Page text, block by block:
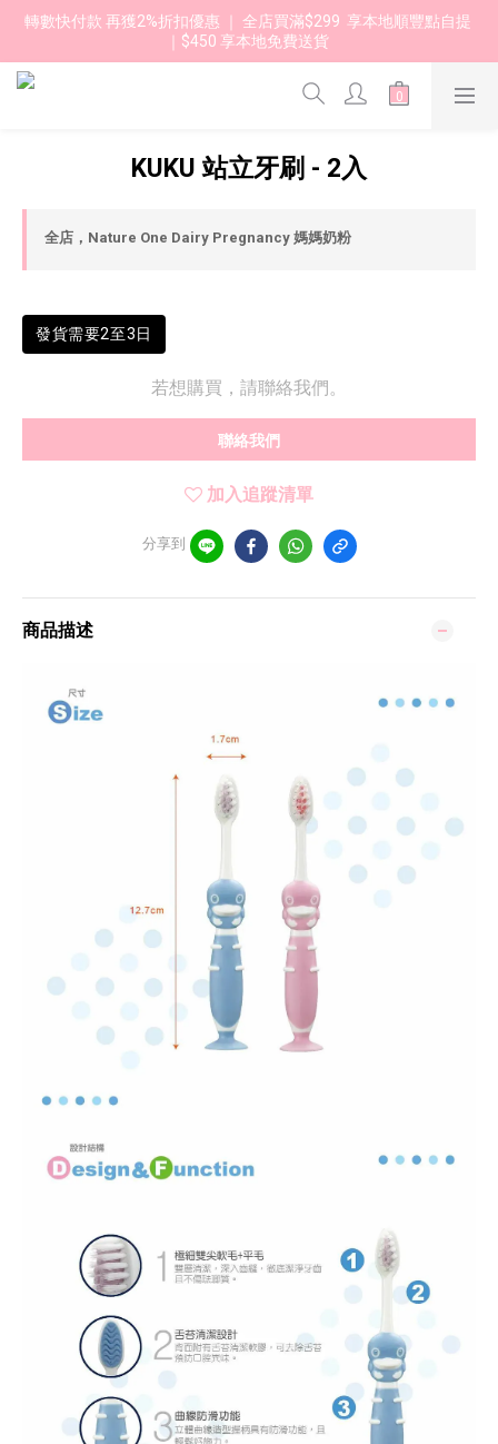
轉數快付款 再獲2%折扣優惠 ｜ 全店買滿$299  享本地順豐點自提
｜$450 享本地免費送貨
KUKU 站立牙刷 - 2入
全店，Nature One Dairy Pregnancy 媽媽奶粉
發貨需要2至3日
若想購買，請聯絡我們。
聯絡我們
加入追蹤清單
分享到
商品描述